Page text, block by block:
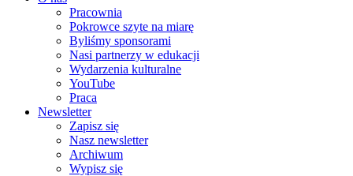
Pracownia
Pokrowce szyte na miarę
Byliśmy sponsorami
Nasi partnerzy w edukacji
Wydarzenia kulturalne
YouTube
Praca
Newsletter
Zapisz się
Nasz newsletter
Archiwum
Wypisz się